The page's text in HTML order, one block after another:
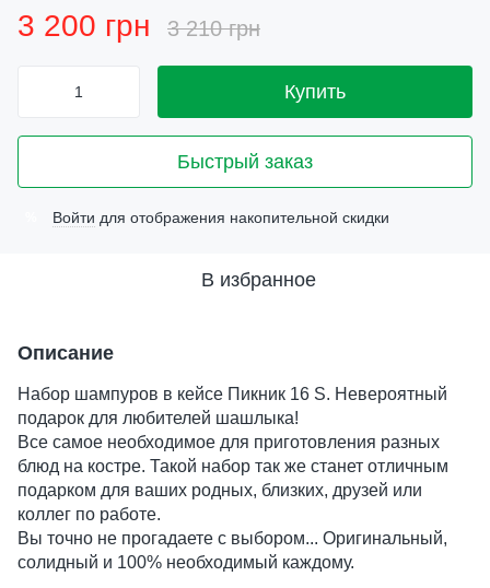
3 200 грн 3 210 грн
Купить
Быстрый заказ
Войти для отображения накопительной скидки
В избранное
Описание
Набор шампуров в кейсе Пикник 16 S. Невероятный
подарок для любителей шашлыка!
Все самое необходимое для приготовления разных
блюд на костре. Такой набор так же станет отличным
подарком для ваших родных, близких, друзей или
коллег по работе.
Вы точно не прогадаете с выбором... Оригинальный,
солидный и 100% необходимый каждому.